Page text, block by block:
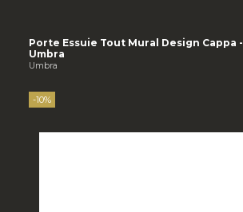
Porte Essuie Tout Mural Design Cappa -
Umbra
Umbra
-10%